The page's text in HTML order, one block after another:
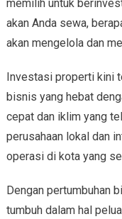
memilih untuk
akan Anda sewa,
akan mengelola dan
Investasi properti kini
bisnis yang hebat
cepat dan iklim yang
perusahaan lokal dan
operasi di kota yang
Dengan pertumbuhan
tumbuh dalam hal